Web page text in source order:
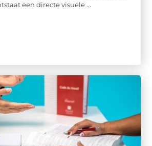
een directe visuele ...